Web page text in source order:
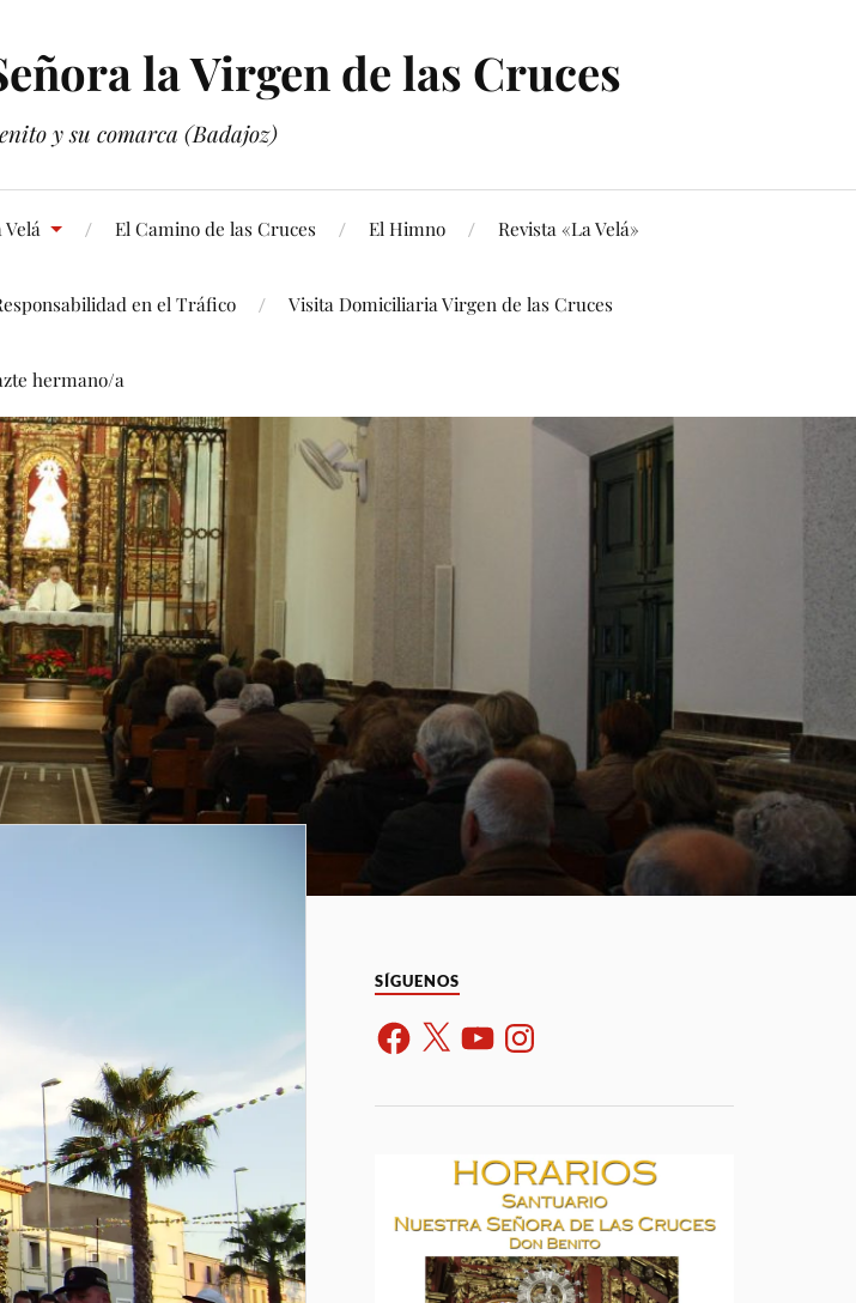
la Virgen de las Cruces
y su comarca (Badajoz)
Velá El Camino de las Cruces El Himno Revista «La Velá»
en el Tráfico Visita Domiciliaria Virgen de las Cruces
hermano/a
SÍGUENOS